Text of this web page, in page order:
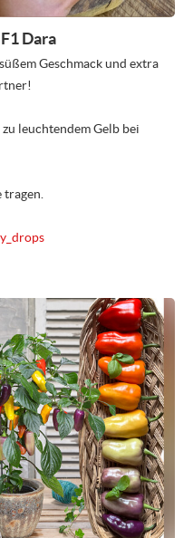
Dara
Geschmack und extra
leuchtendem Gelb bei